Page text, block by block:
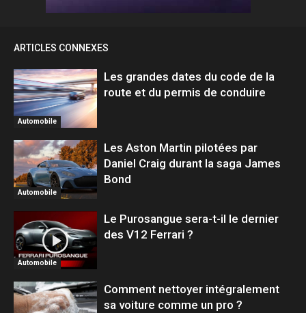
ARTICLES CONNEXES
Automobile
Les grandes dates du code de la
route et du permis de conduire
Automobile
Les Aston Martin pilotées par
Daniel Craig durant la saga James
Bond
Automobile
Le Purosangue sera-t-il le dernier
des V12 Ferrari ?
Comment nettoyer intégralement
sa voiture comme un pro ?